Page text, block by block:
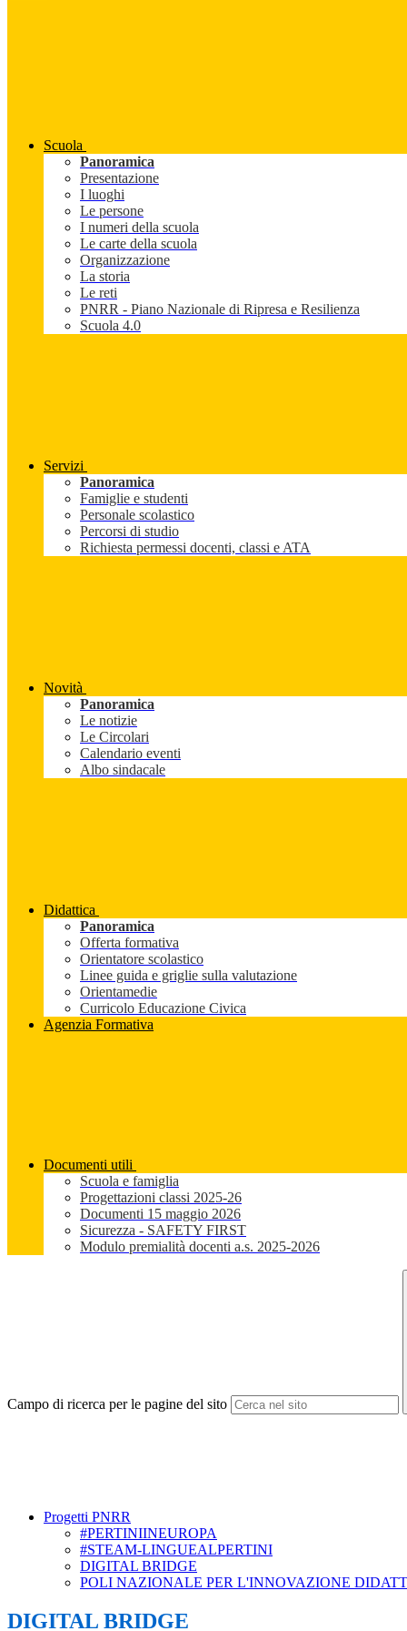
Scuola
Panoramica
Presentazione
I luoghi
Le persone
I numeri della scuola
Le carte della scuola
Organizzazione
La storia
Le reti
PNRR - Piano Nazionale di Ripresa e Resilienza
Scuola 4.0
Servizi
Panoramica
Famiglie e studenti
Personale scolastico
Percorsi di studio
Richiesta permessi docenti, classi e ATA
Novità
Panoramica
Le notizie
Le Circolari
Calendario eventi
Albo sindacale
Didattica
Panoramica
Offerta formativa
Orientatore scolastico
Linee guida e griglie sulla valutazione
Orientamedie
Curricolo Educazione Civica
Agenzia Formativa
Documenti utili
Scuola e famiglia
Progettazioni classi 2025-26
Documenti 15 maggio 2026
Sicurezza - SAFETY FIRST
Modulo premialità docenti a.s. 2025-2026
Campo di ricerca per le pagine del sito
Progetti PNRR
#PERTINIINEUROPA
#STEAM-LINGUEALPERTINI
DIGITAL BRIDGE
POLI NAZIONALE PER L'INNOVAZIONE
DIGITAL BRIDGE